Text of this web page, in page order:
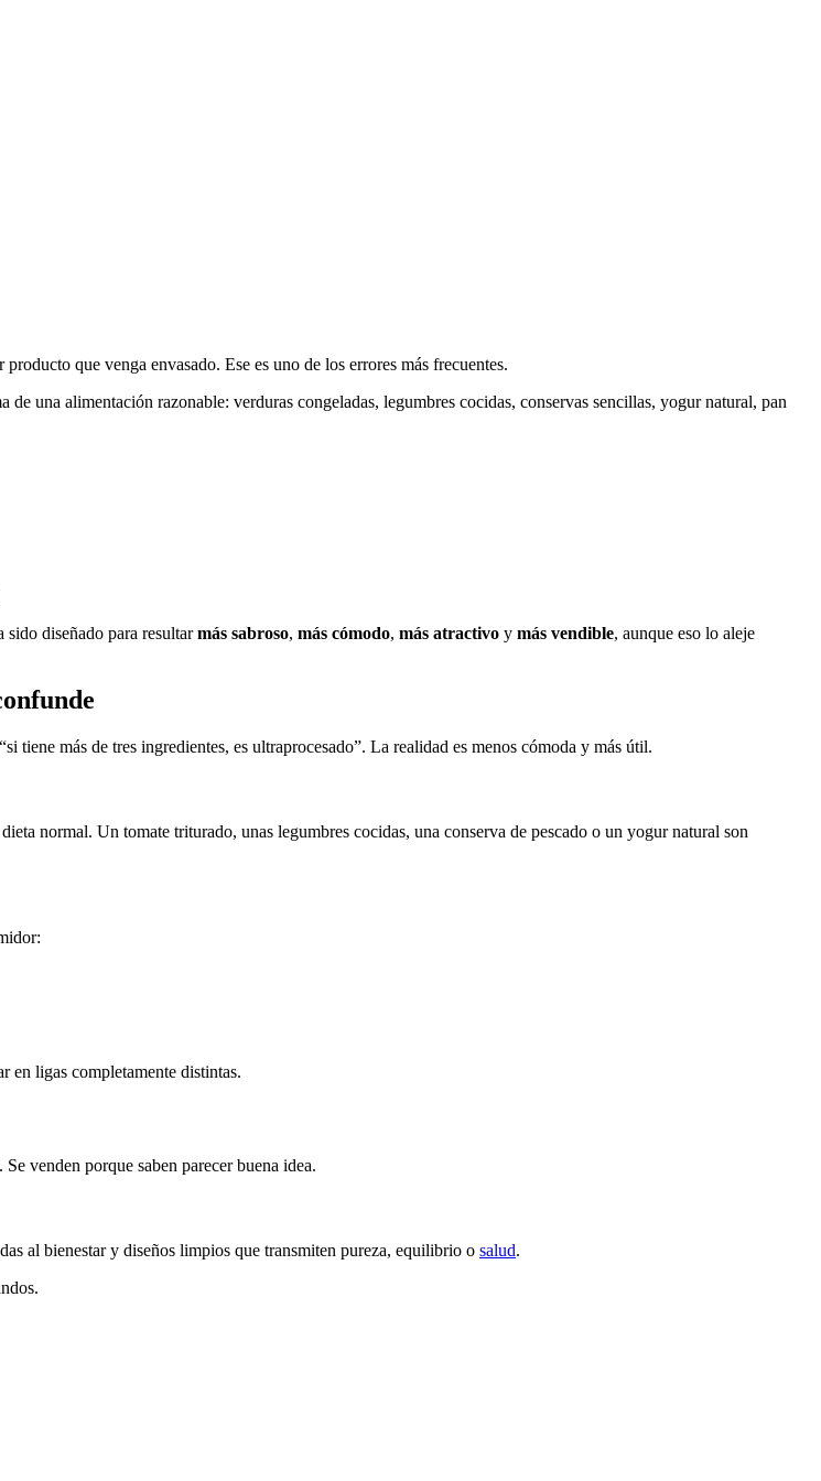
que venga envasado. Ese es uno de los errores más frecuentes.
de una alimentación razonable: verduras congeladas, legumbres cocidas, conservas sencillas, yogur natural, pan
sido diseñado para resultarmás sabroso, más cómodo, más atractivo y más vendible, aunque eso lo aleje
tiene más de tres ingredientes, es ultraprocesado”. La realidad es menos cómoda y más útil.
normal. Un tomate triturado, unas legumbres cocidas, una conserva de pescado o un yogur natural son
en ligas completamente distintas.
venden porque saben parecer buena idea.
al bienestar y diseños limpios que transmiten pureza, equilibrio o salud.